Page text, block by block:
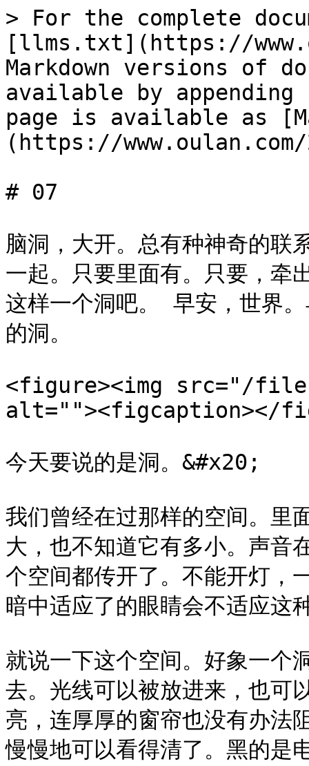
> For the complete
[llms.txt](https://
Markdown versions of
available by
page is available as
(https://
# 07
脑洞，大开。总有种神奇的联
一起。只要里面有。只要，牵
这样一个洞吧。 早安，世界
的洞。
<figure><img src="/
alt=""><figcaption></
今天要说的是洞。&#x20;
我们曾经在过那样的空间。里
大，也不知道它有多小。声音
个空间都传开了。不能开灯，
暗中适应了的眼睛会不适应这
就说一下这个空间。好象一个
去。光线可以被放进来，也可
亮，连厚厚的窗帘也没有办法
慢慢地可以看得清了。黑的是